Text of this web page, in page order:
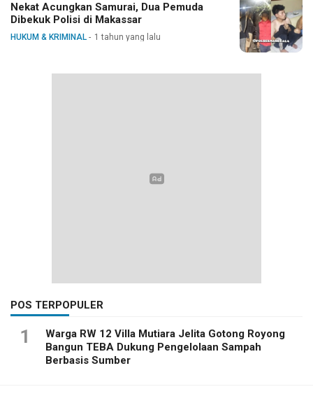
Nekat Acungkan Samurai, Dua Pemuda
Dibekuk Polisi di Makassar
HUKUM & KRIMINAL 1 tahun yang lalu
POS TERPOPULER
1
Warga RW 12 Villa Mutiara Jelita Gotong Royong
Bangun TEBA Dukung Pengelolaan Sampah
Berbasis Sumber